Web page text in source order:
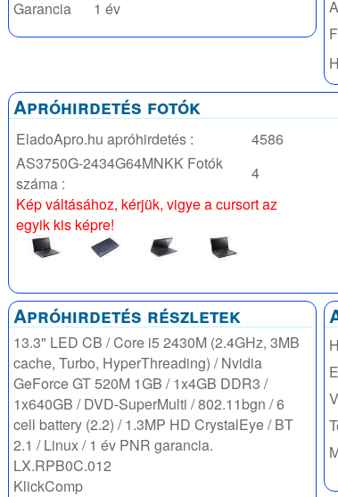
Garancia
1 év
Apróhirdetés fotók
EladoApro.hu apróhirdetés :
4586
AS3750G-2434G64MNKK Fotók
száma :
4
Kép váltásához, kérjük, vigye a cursort az
egyik kis képre!
Apróhirdetés részletek
13.3" LED CB / Core i5 2430M (2.4GHz, 3MB
cache, Turbo, HyperThreading) / Nvidia
GeForce GT 520M 1GB / 1x4GB DDR3 /
1x640GB / DVD-SuperMulti / 802.11bgn / 6
cell battery (2.2) / 1.3MP HD CrystalEye / BT
2.1 / Linux / 1 év PNR garancia.
LX.RPB0C.012
KlickComp